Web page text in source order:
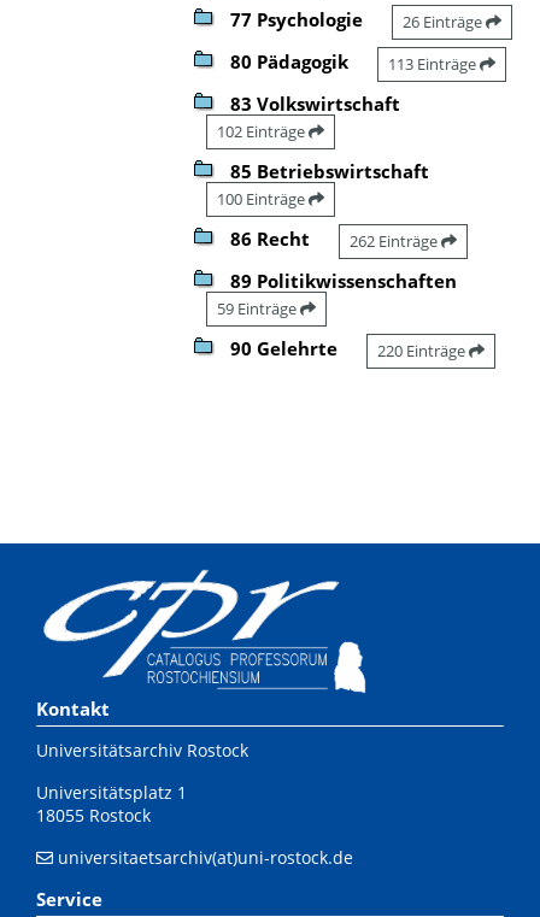
77 Psychologie 26 Einträge
80 Pädagogik 113 Einträge
83 Volkswirtschaft
102 Einträge
85 Betriebswirtschaft
100 Einträge
86 Recht 262 Einträge
89 Politikwissenschaften
59 Einträge
90 Gelehrte 220 Einträge
Kontakt
Universitätsarchiv Rostock
Universitätsplatz 1
18055 Rostock
universitaetsarchiv(at)uni-rostock.de
Service